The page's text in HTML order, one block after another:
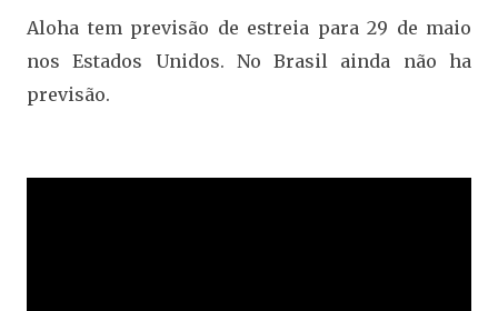
Aloha tem previsão de estreia para 29 de maio
nos Estados Unidos. No Brasil ainda não ha
previsão.